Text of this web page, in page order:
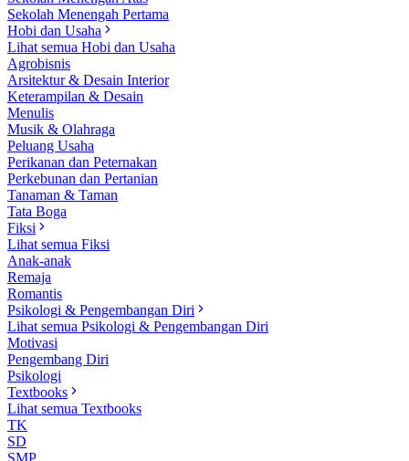
Sekolah Menengah Pertama
Hobi dan Usaha
Lihat semua Hobi dan Usaha
Agrobisnis
Arsitektur & Desain Interior
Keterampilan & Desain
Menulis
Musik & Olahraga
Peluang Usaha
Perikanan dan Peternakan
Perkebunan dan Pertanian
Tanaman & Taman
Tata Boga
Fiksi
Lihat semua Fiksi
Anak-anak
Remaja
Romantis
Psikologi & Pengembangan Diri
Lihat semua Psikologi & Pengembangan Diri
Motivasi
Pengembang Diri
Psikologi
Textbooks
Lihat semua Textbooks
TK
SD
SMP